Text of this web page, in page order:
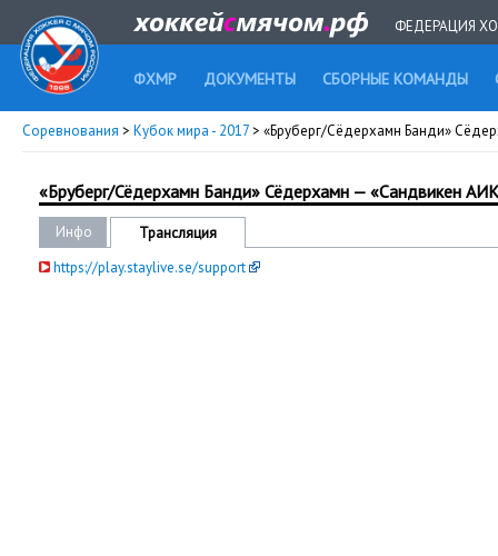
ФЕДЕРАЦИЯ
ФХМР ДОКУМЕНТЫ СБОРНЫЕ КОМАНДЫ
Соревнования > Кубок мира - 2017> «Бруберг/Сёдерхамн Банди»
«Бруберг/Сёдерхамн Банди» Сёдерхамн — «Сандвикен
Инфо
Трансляция
https://play.staylive.se/support